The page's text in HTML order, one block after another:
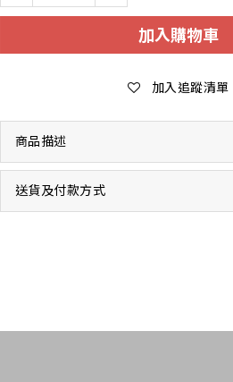
加入購物車
加入追蹤清單
商品描述
送貨及付款方式